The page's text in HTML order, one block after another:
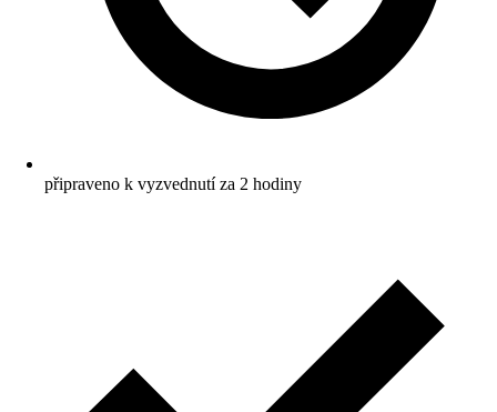
připraveno k vyzvednutí za 2 hodiny